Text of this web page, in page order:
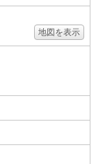
地図を表示